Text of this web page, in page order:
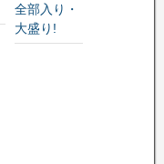
全部入り・
大盛り!